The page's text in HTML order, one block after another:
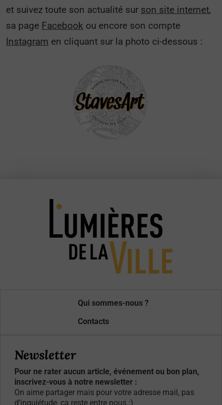
et suivez toute son actualité sur son site internet,
sa page Facebook ou encore son compte
Instagram en cliquant sur la photo ci-dessous :
Qui sommes-nous ?
Contacts
Newsletter
Pour ne rater aucun article, événement ou bon plan,
inscrivez-vous à notre newsletter :
On aime partager mais pour votre adresse mail, pas
d’inquiétude, ça reste entre nous :)